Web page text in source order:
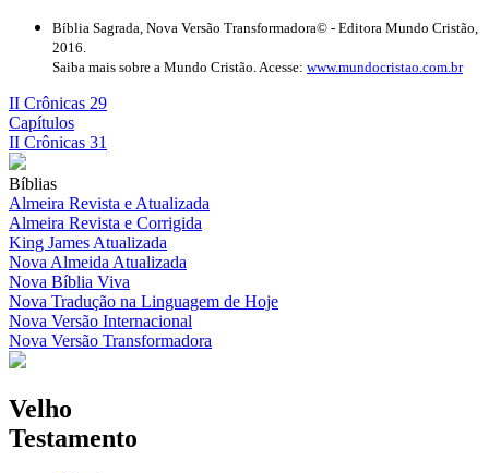
Bíblia Sagrada, Nova Versão Transformadora© - Editora Mundo Cristão,
2016.
Saiba mais sobre a Mundo Cristão. Acesse: www.mundocristao.com.br
II Crônicas 29
Capítulos
II Crônicas 31
Bíblias
Almeira Revista e Atualizada
Almeira Revista e Corrigida
King James Atualizada
Nova Almeida Atualizada
Nova Bíblia Viva
Nova Tradução na Linguagem de Hoje
Nova Versão Internacional
Nova Versão Transformadora
Velho
Testamento